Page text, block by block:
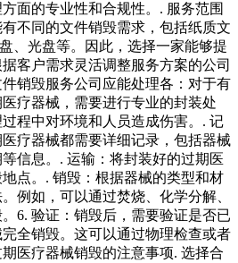
面的专业性和合规性。. 服务范围
不同的文件销毁需求，包括纸质文
、光盘等。因此，选择一家能够提
客户需求灵活调整服务方案的公司
销毁服务公司应能处理各：对于有
疗器械，需要进行专业的封装处
程中对环境和人员造成伤害。. 记
疗器械都需要详细记录，包括器械
信息。. 运输：将封装好的过期医
点。. 销毁：根据器械的类型和材
例如，可以通过焚烧、化学分解、
6. 验证：销毁后，需要验证是否已
全销毁。这可以通过物理检查或者
医疗器械销毁的注意事项. 选择合